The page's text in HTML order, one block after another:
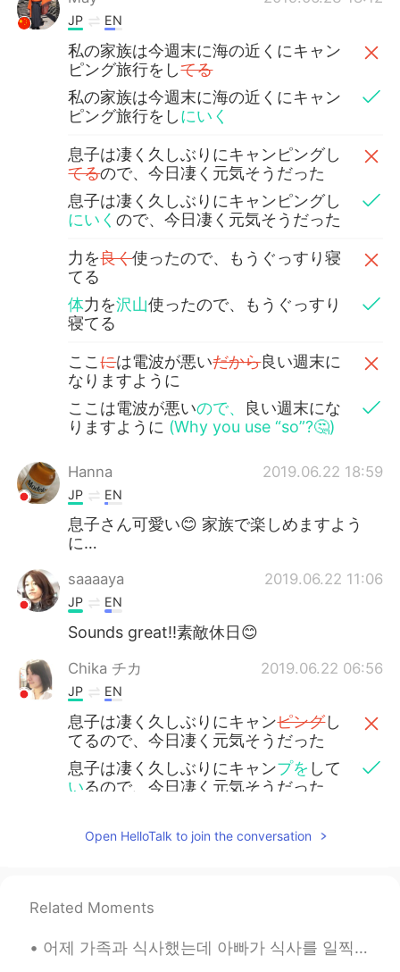
JP EN
私の家族は今週末に海の近くにキャン
ピング旅行をしてる
私の家族は今週末に海の近くにキャン
ピング旅行をしにいく
息子は凄く久しぶりにキャンピングし
てるので、今日凄く元気そうだった
息子は凄く久しぶりにキャンピングし
にいくので、今日凄く元気そうだった
力を良く使ったので、もうぐっすり寝
てる
体力を沢山使ったので、もうぐっすり
寝てる
ここには電波が悪いだから良い週末に
なりますように
ここは電波が悪いので、
良い週末にな
りますように (Why you use “so”?🤔)
Hanna 2019.06.22 18:59
JP EN
息子さん可愛い😊 家族で楽しめますよう
に…
saaaaya 2019.06.22 11:06
JP EN
Sounds great!!素敵休日😊
Chika チカ 2019.06.22 06:56
JP EN
息子は凄く久しぶりにキャンピングし
てるので、今日凄く元気そうだった
息子は凄く久しぶりにキャンプを して
いるので、今日凄く元気そうだった
なりますように
JP EN
Open HelloTalk to join the conversation
Related Moments
어제 가족과 식사했는데 아빠가 식사를 일찍 마치고 방 나가는데 불을 끄셨어요 언니: 아이 아빠!! 우린 아직 먹고 있잖아!! 아빠: 어두운데서 식사하는 게 좋아. 너무 밝으...